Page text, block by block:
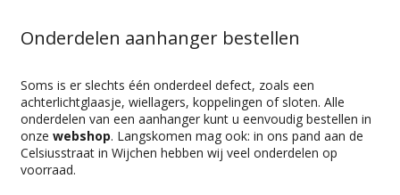
Onderdelen aanhanger bestellen
Soms is er slechts één onderdeel defect, zoals een
achterlichtglaasje, wiellagers, koppelingen of sloten. Alle
onderdelen van een aanhanger kunt u eenvoudig bestellen in
onze webshop. Langskomen mag ook: in ons pand aan de
Celsiusstraat in Wijchen hebben wij veel onderdelen op
voorraad.